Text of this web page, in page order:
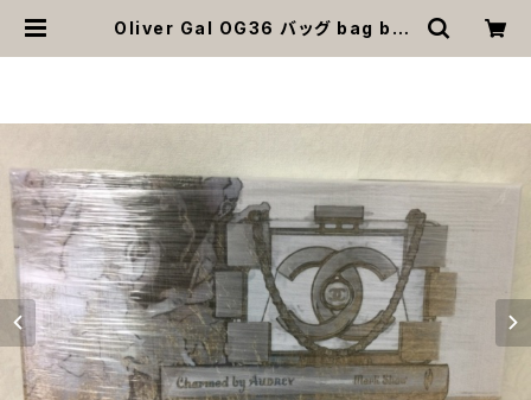
Oliver Gal OG36 バッグ bag boo